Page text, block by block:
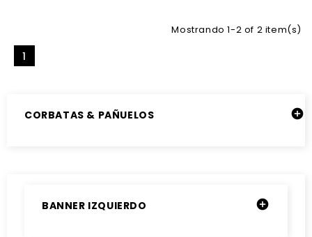
Mostrando 1-2 of 2 item(s)
1
CORBATAS & PAÑUELOS 
BANNER IZQUIERDO 